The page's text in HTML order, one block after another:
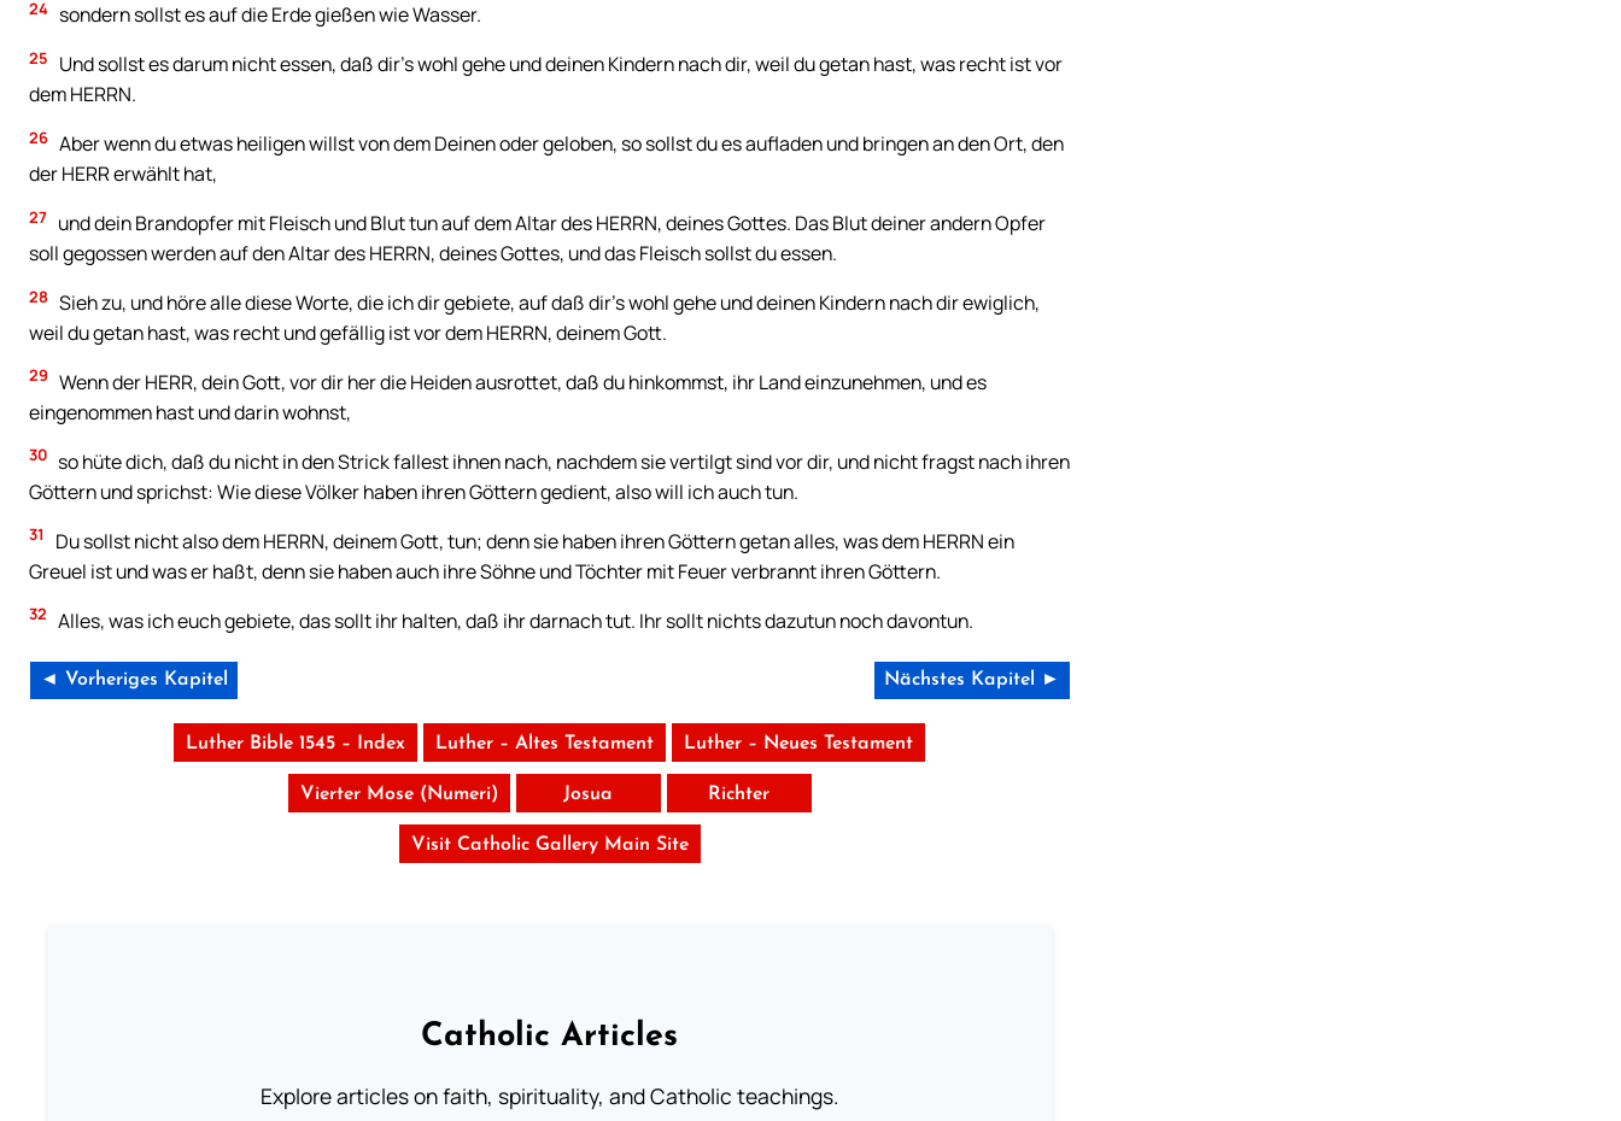
24 sondern sollst es auf die Erde gießen wie Wasser.
25
Und sollst es darum nicht essen, daß dir’s wohl gehe und deinen Kindern nach dir, weil du getan hast, was recht ist vor
dem HERRN.
26 Aber wenn du etwas heiligen willst von dem Deinen oder geloben, so sollst du es aufladen und bringen an den Ort, den
der HERR erwählt hat,
27 und dein Brandopfer mit Fleisch und Blut tun auf dem Altar des HERRN, deines Gottes. Das Blut deiner andern Opfer
soll gegossen werden auf den Altar des HERRN, deines Gottes, und das Fleisch sollst du essen.
28 Sieh zu, und höre alle diese Worte, die ich dir gebiete, auf daß dir’s wohl gehe und deinen Kindern nach dir ewiglich,
weil du getan hast, was recht und gefällig ist vor dem HERRN, deinem Gott.
29 Wenn der HERR, dein Gott, vor dir her die Heiden ausrottet, daß du hinkommst, ihr Land einzunehmen, und es
eingenommen hast und darin wohnst,
30 so hüte dich, daß du nicht in den Strick fallest ihnen nach, nachdem sie vertilgt sind vor dir, und nicht fragst nach ihren
Göttern und sprichst: Wie diese Völker haben ihren Göttern gedient, also will ich auch tun.
31
Du sollst nicht also dem HERRN, deinem Gott, tun; denn sie haben ihren Göttern getan alles, was dem HERRN ein
Greuel ist und was er haßt, denn sie haben auch ihre Söhne und Töchter mit Feuer verbrannt ihren Göttern.
32 Alles, was ich euch gebiete, das sollt ihr halten, daß ihr darnach tut. Ihr sollt nichts dazutun noch davontun.
◄ Vorheriges Kapitel Nächstes Kapitel ►
Luther Bible 1545 – Index Luther – Altes Testament Luther – Neues Testament
Vierter Mose (Numeri) Josua Richter
Visit Catholic Gallery Main Site
Catholic Articles
Explore articles on faith, spirituality, and Catholic teachings.